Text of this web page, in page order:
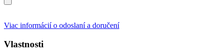
Viac informácií o odoslaní a doručení
Vlastnosti